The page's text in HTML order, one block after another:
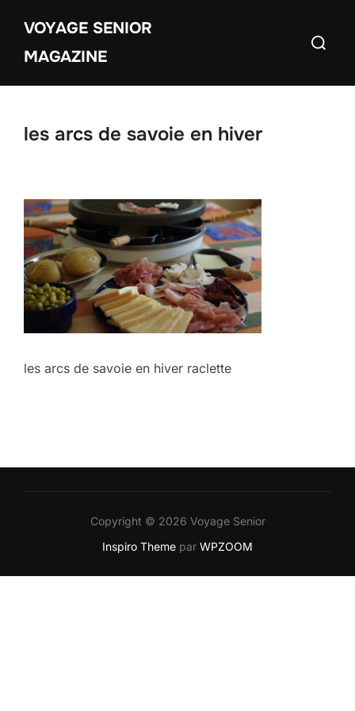
contenu
VOYAGE SENIOR
MAGAZINE
les arcs de savoie en hiver
les arcs de savoie en hiver raclette
Copyright © 2026 Voyage Senior
Inspiro Theme par WPZOOM